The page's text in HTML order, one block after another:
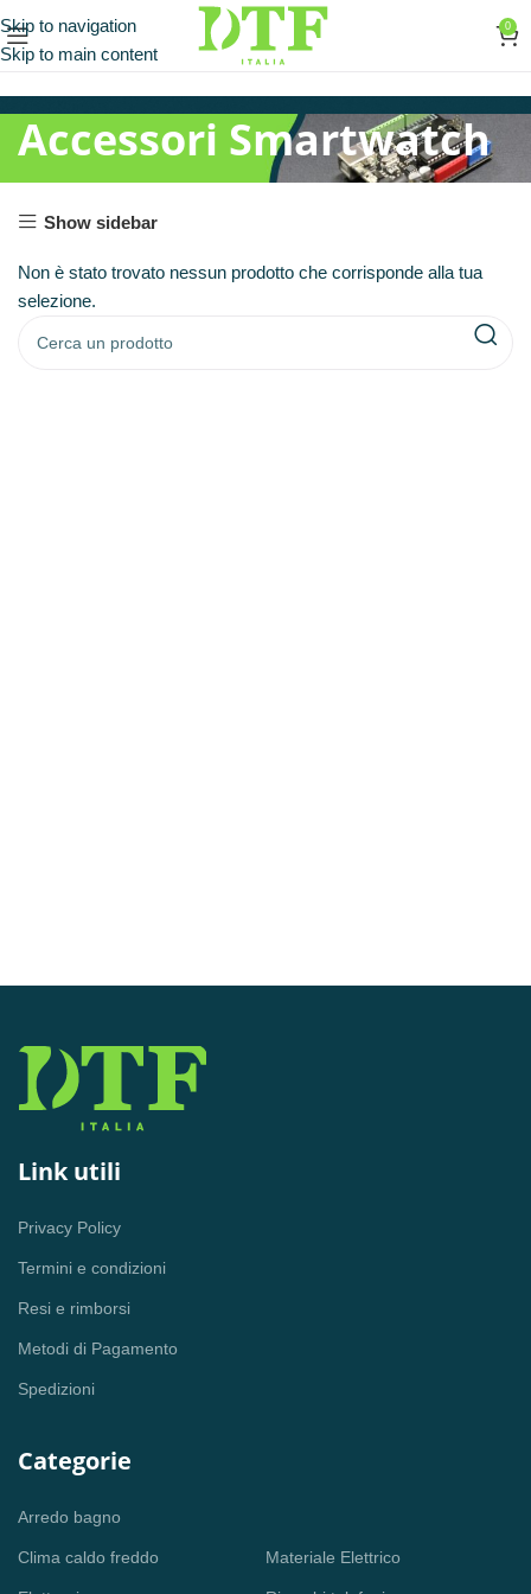
Skip to navigation
Skip to main content
0
Accessori Smartwatch
Show sidebar
Non è stato trovato nessun prodotto che corrisponde alla tua
selezione.
Link utili
Privacy Policy
Termini e condizioni
Resi e rimborsi
Metodi di Pagamento
Spedizioni
Categorie
Arredo bagno
Clima caldo freddo Materiale Elettrico